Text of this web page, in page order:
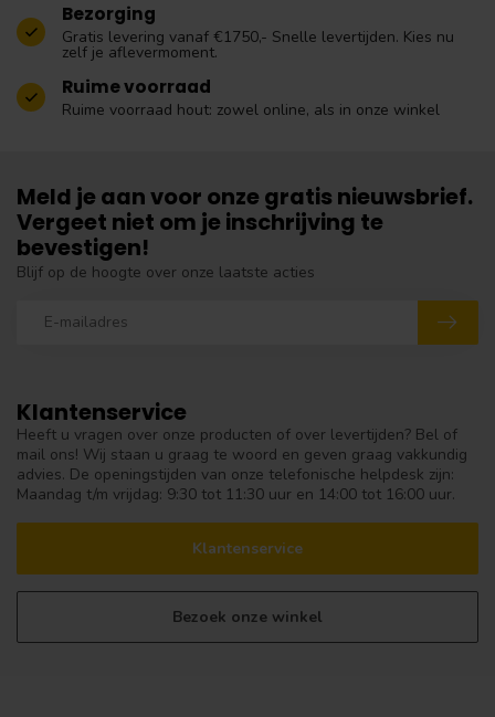
Bezorging
Gratis levering vanaf €1750,- Snelle levertijden. Kies nu
zelf je aflevermoment.
Ruime voorraad
Ruime voorraad hout: zowel online, als in onze winkel
Klantenservice
Heeft u vragen over onze producten of over levertijden? Bel of
mail ons! Wij staan u graag te woord en geven graag vakkundig
advies. De openingstijden van onze telefonische helpdesk zijn:
Maandag t/m vrijdag: 9:30 tot 11:30 uur en 14:00 tot 16:00 uur.
Klantenservice
Bezoek onze winkel
Meld je aan voor onze gratis nieuwsbrief.
Vergeet niet om je inschrijving te
bevestigen!
Blijf op de hoogte over onze laatste acties